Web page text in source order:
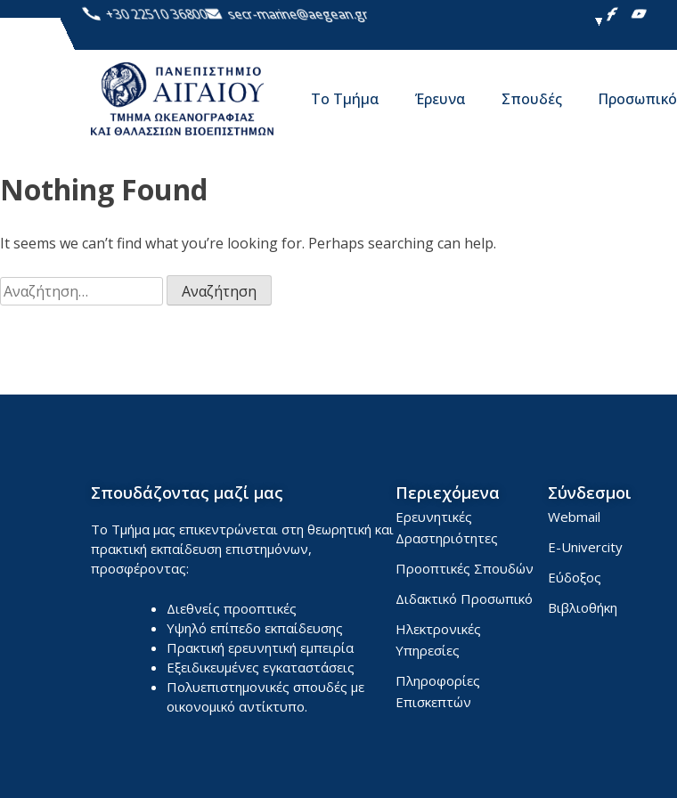
+30 22510 36800 secr-marine@aegean.gr
Το Τμήμα Έρευνα Σπουδές Προσωπικό
Nothing Found
It seems we can’t find what you’re looking for. Perhaps searching can help.
Σπουδάζοντας μαζί μας
Το Τμήμα μας επικεντρώνεται στη θεωρητική και
πρακτική εκπαίδευση επιστημόνων,
προσφέροντας:
Διεθνείς προοπτικές
Υψηλό επίπεδο εκπαίδευσης
Πρακτική ερευνητική εμπειρία
Εξειδικευμένες εγκαταστάσεις
Πολυεπιστημονικές σπουδές με
οικονομικό αντίκτυπο.
Περιεχόμενα
Ερευνητικές
Δραστηριότητες
Προοπτικές Σπουδών
Διδακτικό Προσωπικό
Ηλεκτρονικές
Υπηρεσίες
Πληροφορίες
Επισκεπτών
Σύνδεσμοι
Webmail
E-Univercity
Εύδοξος
Βιβλιοθήκη